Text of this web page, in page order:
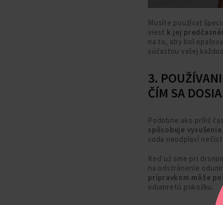
Musíte používať
viesť k jej
na to, aby bol
súčasťou vašej
3.
ČÍM SA
Podobne ako príliš
spôsobuje vysušenie
voda neodplaví
Keď už sme pri
na odstránenie
prípravkom môže
odumretú pokožku.